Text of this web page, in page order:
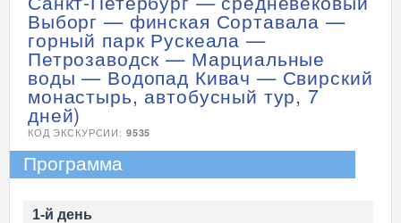
Выборг — финская Сортавала —
горный парк Рускеала —
Петрозаводск — Марциальные
воды — Водопад Кивач — Свирский
монастырь, автобусный тур, 7
дней)
КОД ЭКСКУРСИИ: 9535
Программа
1-й день